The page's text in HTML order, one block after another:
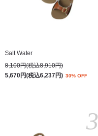
Salt Water
8,100円(税込8,910円)
5,670円(税込6,237円) 30% OFF
3